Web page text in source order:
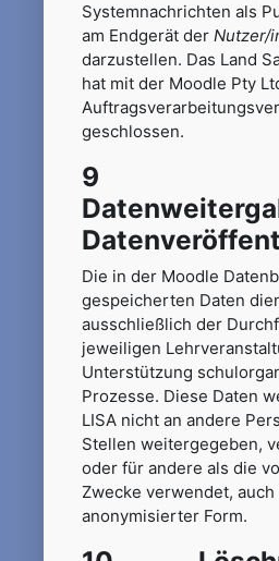
Systemnachrichten als
am Endgerät der Nutzer/
darzustellen. Das Land
hat mit der Moodle Pty
geschlossen.
9
Die in der Moodle
gespeicherten Daten
ausschließlich der
jeweiligen
Unterstützung
Prozesse. Diese Daten
LISA nicht an andere
Stellen weitergegeben,
oder für andere als die
Zwecke verwendet,
anonymisierter Form.